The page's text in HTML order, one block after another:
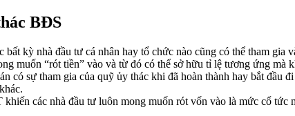
BĐS
kỳ nhà đầu tư cá nhân hay tổ chức nào cũng có thể tham
muốn “rót tiền” vào và từ đó có thể sở hữu tỉ lệ tương ứng mà
có sự tham gia của quỹ ủy thác khi đã hoàn thành hay bắt đầu
các nhà đầu tư luôn mong muốn rót vốn vào là mức cổ tức